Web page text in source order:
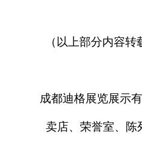
（以上部分内容转
成都迪格展览展示
卖店、荣誉室、陈